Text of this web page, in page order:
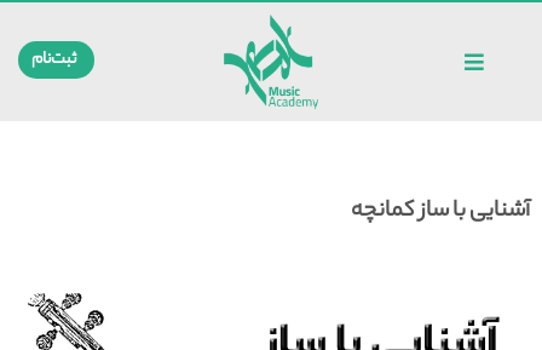
ثبت‌نام
آشنایی با ساز کمانچه